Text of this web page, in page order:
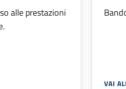
alle prestazioni
VAI